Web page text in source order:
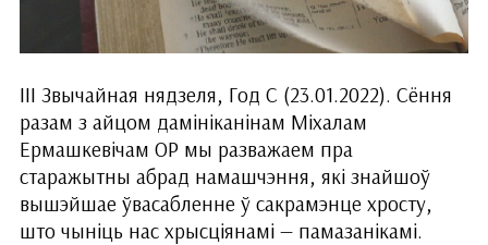
ІІІ Звычайная нядзеля, Год С (23.01.2022). Сёння
разам з айцом дамініканінам Міхалам
Ермашкевічам ОР мы разважаем пра
старажытны абрад намашчэння, які знайшоў
вышэйшае ўвасабленне ў сакрамэнце хросту,
што чыніць нас хрысціянамі — памазанікамі.